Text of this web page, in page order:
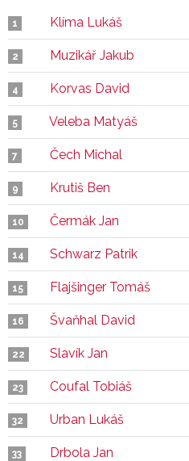
1 Klíma Lukáš
2 Muzikář Jakub
4 Korvas David
5 Veleba Matyáš
7 Čech Michal
9 Krutiš Ben
10 Čermák Jan
14 Schwarz Patrik
15 Flajšinger Tomáš
16 Švaňhal David
22 Slavík Jan
23 Coufal Tobiáš
32 Urban Lukáš
33 Drbola Jan